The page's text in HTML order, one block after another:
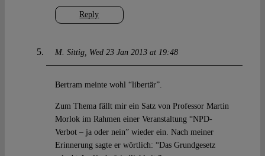
Reply
M. Sittig Wed 23 Jan 2013 at 19:48
Bertram meinte wohl “libertär”.
Zum Thema fällt mir ein Satz von Professor Martin
Morlok im Rahmen einer Veranstaltung “NPD-
Verbot – ja oder nein” wieder ein. Nach meiner
Erinnerung sagte er wörtlich: “Das Grundgesetz